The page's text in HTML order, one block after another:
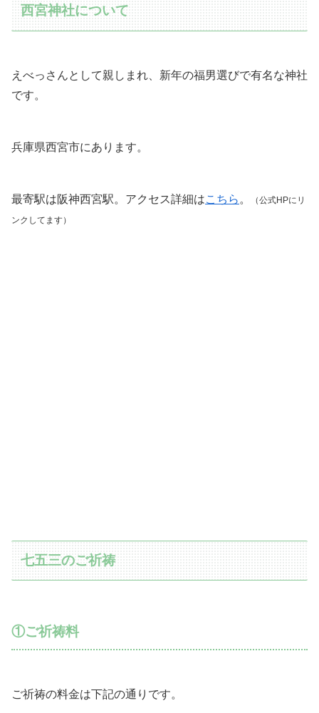
西宮神社について
えべっさんとして親しまれ、新年の福男選びで有名な神社
です。
兵庫県西宮市にあります。
最寄駅は阪神西宮駅。アクセス詳細はこちら 。
（公式HPにリ
ンクしてます）
七五三のご祈祷
①ご祈祷料
ご祈祷の料金は下記の通りです。